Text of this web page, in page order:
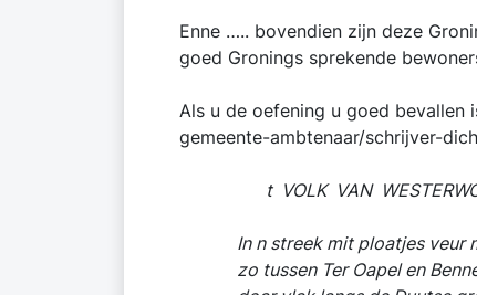
Enne ….. bovendien zijn deze
goed Gronings sprekende
Als u de oefening u goed bevallen
gemeente-ambtenaar/schrijver-
t VOLK VAN
In n streek mit ploatjes veur
zo tussen Ter Oapel en